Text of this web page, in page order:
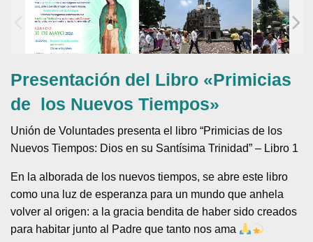
Presentación del Libro «Primicias
de los Nuevos Tiempos»
Unión de Voluntades presenta el libro “Primicias de los
Nuevos Tiempos: Dios en su Santísima Trinidad” – Libro 1
En la alborada de los nuevos tiempos, se abre este libro
como una luz de esperanza para un mundo que anhela
volver al origen: a la gracia bendita de haber sido creados
para habitar junto al Padre que tanto nos ama